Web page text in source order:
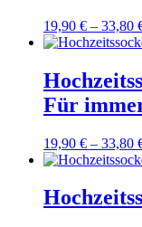
19,90 € – 33,80
Für
19,90 € – 33,80